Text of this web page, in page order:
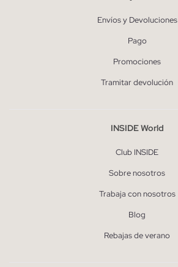
Envíos y Devoluciones
Pago
Promociones
Tramitar devolución
INSIDE World
Club INSIDE
Sobre nosotros
Trabaja con nosotros
Blog
Rebajas de verano